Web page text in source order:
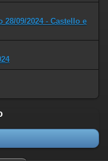
28/09/2024 - Castello e